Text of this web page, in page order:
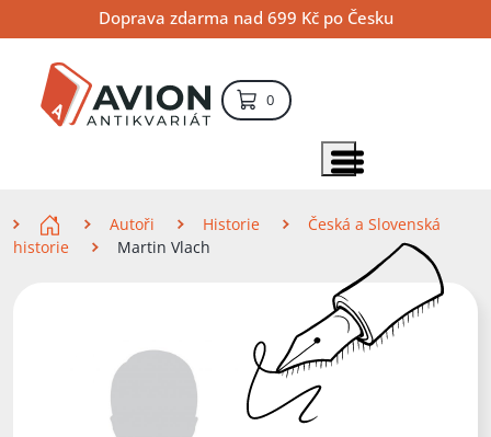
na
obsah
na
navigaci
na
vyhledávání
Doprava zdarma nad 699 Kč po Česku
0položek – košík
Zobrazit položky menu
Autoři Historie
Česká a Slovenská
historie
Martin Vlach